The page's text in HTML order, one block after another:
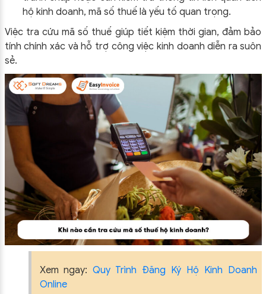
hộ kinh doanh, mã số thuế là yếu tố quan trọng.
Việc tra cứu mã số thuế giúp tiết kiệm thời gian, đảm bảo
tính chính xác và hỗ trợ công việc kinh doanh diễn ra suôn
sẻ.
Xem ngay:Quy Trình Đăng Ký Hộ Kinh Doanh
Online